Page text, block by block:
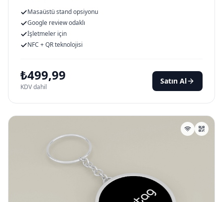
Masaüstü stand opsiyonu
Google review odaklı
İşletmeler için
NFC + QR teknolojisi
₺499,99
KDV dahil
Satın Al